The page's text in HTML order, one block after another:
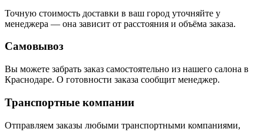
Точную стоимость доставки в ваш город уточняйте у
менеджера — она зависит от расстояния и объёма заказа.
Самовывоз
Вы можете забрать заказ самостоятельно из нашего салона в
Краснодаре. О готовности заказа сообщит менеджер.
Транспортные компании
Отправляем заказы любыми транспортными компаниями,